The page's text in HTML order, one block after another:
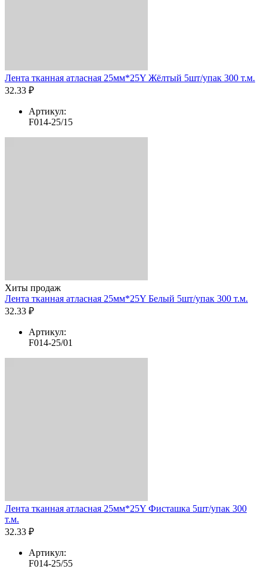
Лента тканная атласная 25мм*25Y Жёлтый 5шт/упак 300 т.м.
32.33 ₽
Артикул:
F014-25/15
Хиты продаж
Лента тканная атласная 25мм*25Y Белый 5шт/упак 300 т.м.
32.33 ₽
Артикул:
F014-25/01
Лента тканная атласная 25мм*25Y Фисташка 5шт/упак 300
т.м.
32.33 ₽
Артикул:
F014-25/55